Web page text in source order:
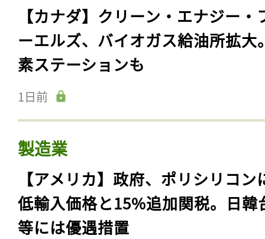
【カナダ】クリーン・エナジー・
ーエルズ、バイオガス給油所拡大
素ステーションも
1日前
製造業
【アメリカ】政府、ポリシリコン
低輸入価格と15%追加関税。日韓
等には優遇措置